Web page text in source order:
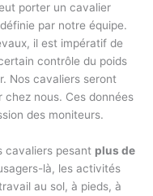
porter un cavalier
par notre équipe.
il est impératif de
contrôle du poids
Nos cavaliers seront
nous. Ces données
des moniteurs.
cavaliers pesant plus de
là, les activités
au sol, à pieds, à